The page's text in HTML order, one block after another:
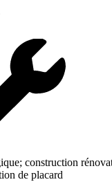
construction
de placard